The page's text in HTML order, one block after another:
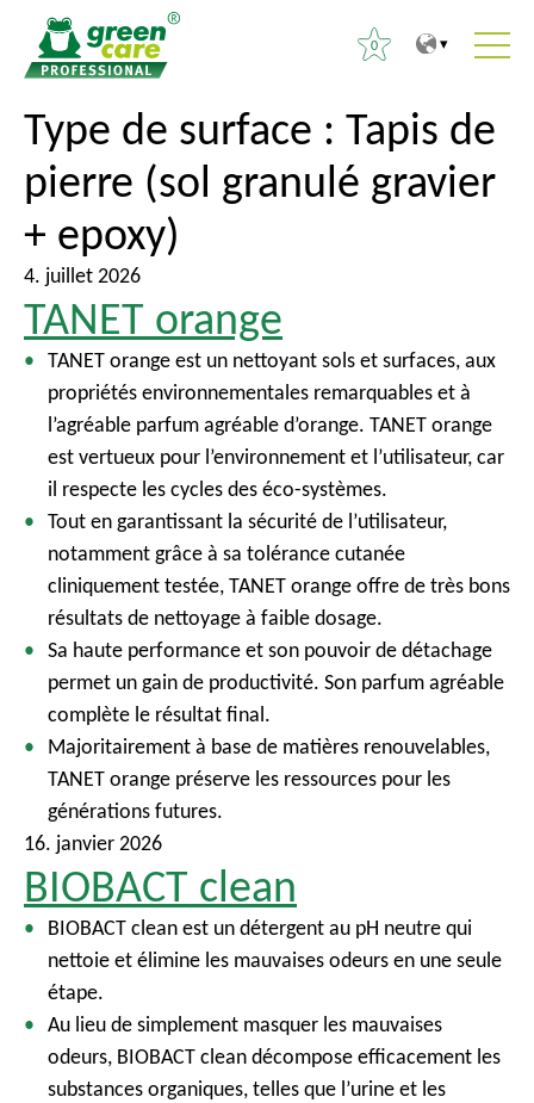
0
R
e
c
r
c
h
Type de surface : Tapis de
pierre (sol granulé gravier
+ epoxy)
4. juillet 2026
TANET orange
TANET orange est un nettoyant sols et surfaces, aux
propriétés environnementales remarquables et à
l’agréable parfum agréable d’orange. TANET orange
est vertueux pour l’environnement et l’utilisateur, car
il respecte les cycles des éco-systèmes.
Tout en garantissant la sécurité de l’utilisateur,
notamment grâce à sa tolérance cutanée
cliniquement testée, TANET orange offre de très bons
résultats de nettoyage à faible dosage.
Sa haute performance et son pouvoir de détachage
permet un gain de productivité. Son parfum agréable
complète le résultat final.
Majoritairement à base de matières renouvelables,
TANET orange préserve les ressources pour les
générations futures.
16. janvier 2026
BIOBACT clean
BIOBACT clean est un détergent au pH neutre qui
nettoie et élimine les mauvaises odeurs en une seule
étape.
Au lieu de simplement masquer les mauvaises
odeurs, BIOBACT clean décompose efficacement les
substances organiques, telles que l’urine et les